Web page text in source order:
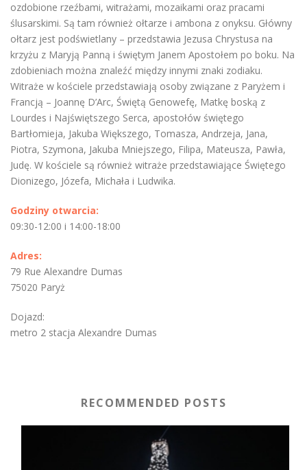
ozdobione rzeźbami, witrażami, mozaikami oraz pracami
ślusarskimi. Są tam również ołtarze i ambona z onyksu. Główny
ołtarz jest podświetlany – przedstawia Jezusa Chrystusa na
krzyżu z Maryją Panną i świętym Janem Apostołem po boku. Na
zdobieniach można znaleźć między innymi znaki zodiaku.
Witraże w kościele przedstawiają osoby związane z Paryżem i
Francją – Joannę D’Arc, Świętą Genowefę, Matkę boską z
Lourdes i Najświętszego Serca, apostołów świętego
Bartłomieja, Jakuba Większego, Tomasza, Andrzeja, Jana,
Piotra, Szymona, Jakuba Mniejszego, Filipa, Mateusza, Pawła,
Judę. W kościele są również witraże przedstawiające Świętego
Dionizego, Józefa, Michała i Ludwika.
Godziny otwarcia:
09:30-12:00 i 14:00-18:00
Adres:
79 Rue Alexandre Dumas
75020 Paryż
Dojazd:
metro 2 stacja Alexandre Dumas
RECOMMENDED POSTS